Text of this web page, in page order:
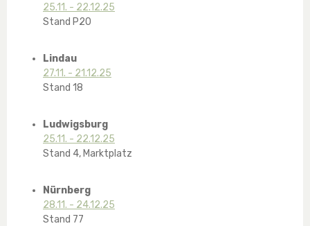
25.11. - 22.12.25
Stand P20
Lindau
27.11. - 21.12.25
Stand 18
Ludwigsburg
25.11. - 22.12.25
Stand 4, Marktplatz
Nürnberg
28.11. - 24.12.25
Stand 77